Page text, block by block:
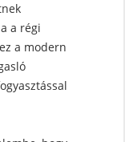
a régi
a modern